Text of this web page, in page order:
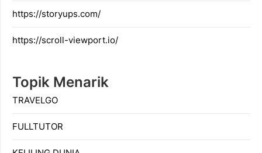
https://storyups.com/
https://scroll-viewport.io/
Topik Menarik
TRAVELGO
FULLTUTOR